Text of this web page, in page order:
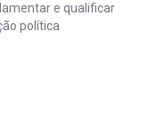
e qualificar
política